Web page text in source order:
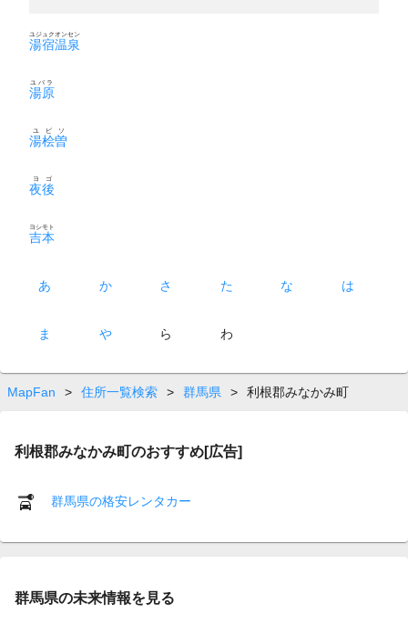
湯宿温泉
ユジュクオンセン
湯原
ユバラ
湯桧曽
ユビソ
夜後
ヨゴ
吉本
ヨシモト
あ か さ た な は
ま や ら わ
MapFan > 住所一覧検索 > 群馬県 > 利根郡みなかみ町
利根郡みなかみ町のおすすめ[広告]
群馬県の格安レンタカー
群馬県の未来情報を見る